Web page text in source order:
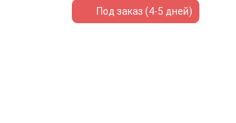
Под заказ (4-5 дней)